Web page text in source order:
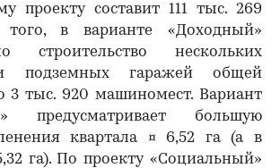
проекту составит 111 тыс. 269
в варианте «Доходный»
строительство нескольких
подземных гаражей общей
3 тыс. 920 машиномест. Вариант
предусматривает большую
квартала ¤ 6,52 га (а в
га). По проекту «Социальный»